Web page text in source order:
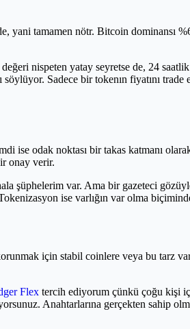
yani tamamen nötr. Bitcoin dominansı
nispeten yatay seyretse de, 24
Sadece bir tokenın fiyatını trade
ise odak noktası bir takas katmanı
onay verir.
şüphelerim var. Ama bir gazeteci
ise varlığın var olma
için stabil coinlere veya bu tarz
Flex tercih ediyorum çünkü çoğu kişi
Anahtarlarına gerçekten sahip